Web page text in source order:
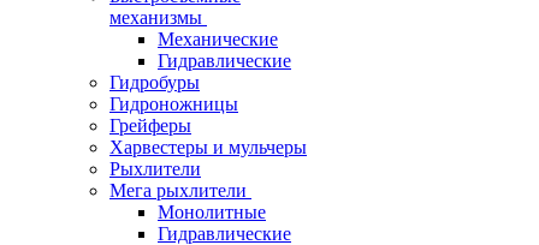
механизмы
Механические
Гидравлические
Гидробуры
Гидроножницы
Грейферы
Харвестеры и мульчеры
Рыхлители
Мега рыхлители
Монолитные
Гидравлические